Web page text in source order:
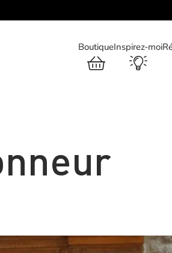
BoutiqueInspirez-moi